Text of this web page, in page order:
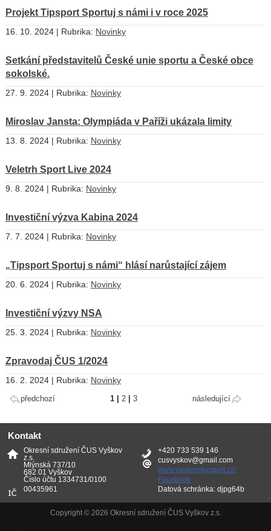
Projekt Tipsport Sportuj s námi i v roce 2025
16. 10. 2024 | Rubrika: Novinky
Setkání představitelů České unie sportu a České obce
sokolské.
27. 9. 2024 | Rubrika: Novinky
Miroslav Jansta: Olympiáda v Paříži ukázala limity
13. 8. 2024 | Rubrika: Novinky
Veletrh Sport Live 2024
9. 8. 2024 | Rubrika: Novinky
Investiční výzva Kabina 2024
7. 7. 2024 | Rubrika: Novinky
„Tipsport Sportuj s námi“ hlásí narůstající zájem
20. 6. 2024 | Rubrika: Novinky
Investiční výzvy NSA
25. 3. 2024 | Rubrika: Novinky
Zpravodaj ČUS 1/2024
16. 2. 2024 | Rubrika: Novinky
předchozí 1 2 3 následující
Kontakt
Okresní sdružení ČUS Vyškov
z.s.
Mlýnská 737/10
682 01 Vyškov
Číslo účtu 1334731/0100
00435961
+420 733 539 146
cusvyskov@gmail.com
www.vyskovskysport.cz/
Facebook
Datová schránka: djpg64b
Copyright © 2026 Okresní sdružení ČUS Vyškov z.s.